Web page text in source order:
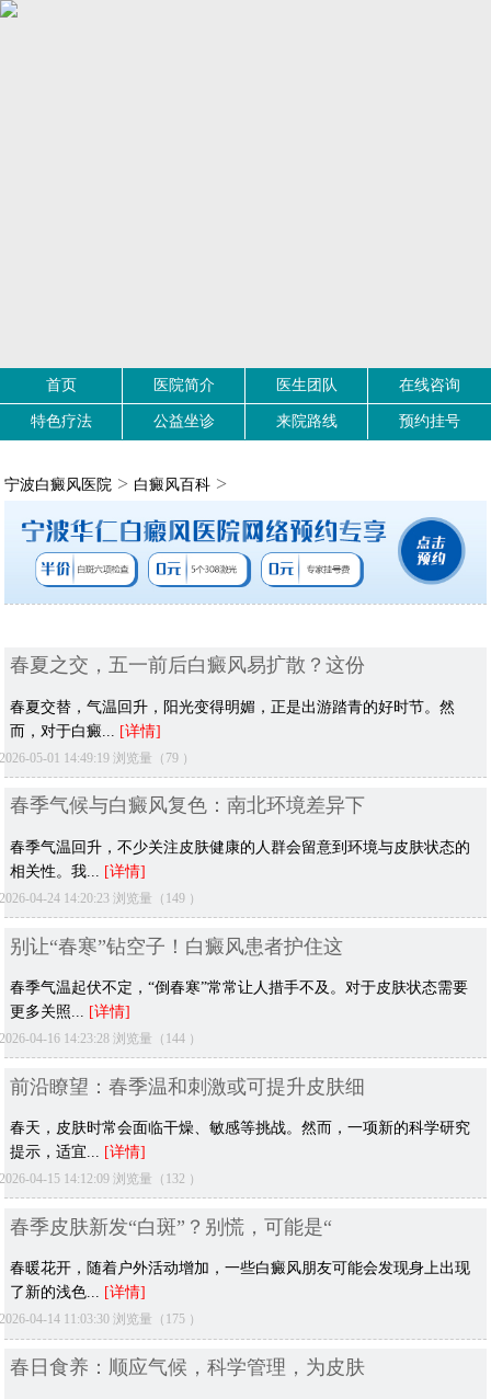
首页 医院简介 医生团队 在线咨询
特色疗法 公益坐诊 来院路线 预约挂号
宁波白癜风医院 > 白癜风百科 >
春夏之交，五一前后白癜风易扩散？这份
春夏交替，气温回升，阳光变得明媚，正是出游踏青的好时节。然
而，对于白癜... [详情]
05-01 14:49:19 浏览量（79 ）
春季气候与白癜风复色：南北环境差异下
春季气温回升，不少关注皮肤健康的人群会留意到环境与皮肤状态的
相关性。我... [详情]
04-24 14:20:23 浏览量（149 ）
别让“春寒”钻空子！白癜风患者护住这
春季气温起伏不定，“倒春寒”常常让人措手不及。对于皮肤状态需要
更多关照...
[详情]
04-16 14:23:28 浏览量（144 ）
前沿瞭望：春季温和刺激或可提升皮肤细
春天，皮肤时常会面临干燥、敏感等挑战。然而，一项新的科学研究
提示，适宜... [详情]
04-15 14:12:09 浏览量（132 ）
春季皮肤新发“白斑”？别慌，可能是“
春暖花开，随着户外活动增加，一些白癜风朋友可能会发现身上出现
了新的浅色... [详情]
04-14 11:03:30 浏览量（175 ）
春日食养：顺应气候，科学管理，为皮肤